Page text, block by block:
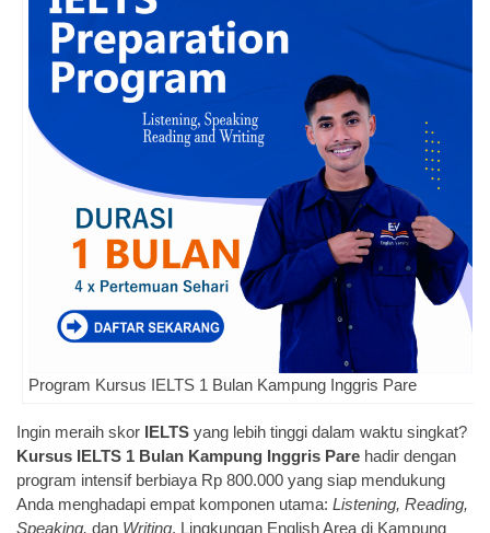
Program Kursus IELTS 1 Bulan Kampung Inggris Pare
Ingin meraih skor IELTS yang lebih tinggi dalam waktu singkat?
Kursus IELTS 1 Bulan Kampung Inggris Pare hadir dengan
program intensif berbiaya Rp 800.000 yang siap mendukung
Anda menghadapi empat komponen utama: Listening, Reading,
Speaking, dan Writing. Lingkungan English Area di Kampung